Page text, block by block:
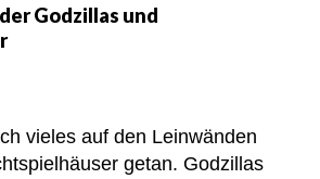
Godzillas und
vieles auf den Leinwänden
getan. Godzillas